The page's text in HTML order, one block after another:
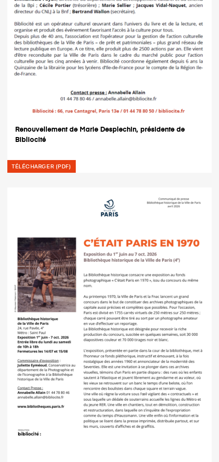
Renouvellement de Marie Desplechin, présidente de
Bibliocité
TÉLÉCHARGER (PDF)